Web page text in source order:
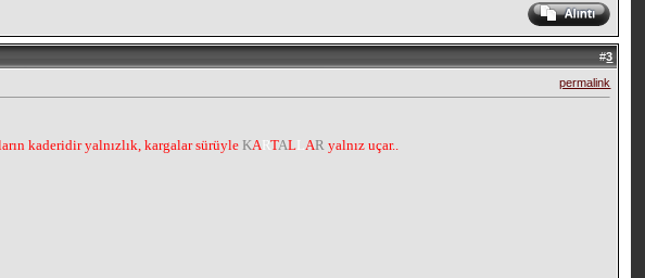
#3
permalink
kaderidir yalnızlık, kargalar sürüyleKARTALLAR yalnız uçar..